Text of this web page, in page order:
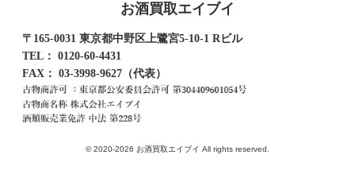
お酒買取エイブイ
〒165-0031 東京都中野区上鷺宮5-10-1 Rビル
TEL： 0120-60-4431
FAX： 03-3998-9627（代表）
© 2020-2026 お酒買取エイブイ All rights reserved.